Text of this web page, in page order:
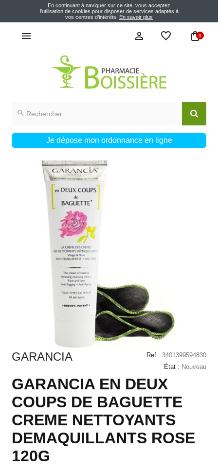
En continuant à naviguer sur ce site, vous acceptez
l'utilisation de cookies pour disposer de services adaptés à
vos centres d’intérêts. En savoir plus
0
Je dépose mon ordonnance en ligne
GARANCIA Ref : 3401399594830
État : Nouveau
GARANCIA EN DEUX
COUPS DE BAGUETTE
CREME NETTOYANTS
DEMAQUILLANTS ROSE
120G